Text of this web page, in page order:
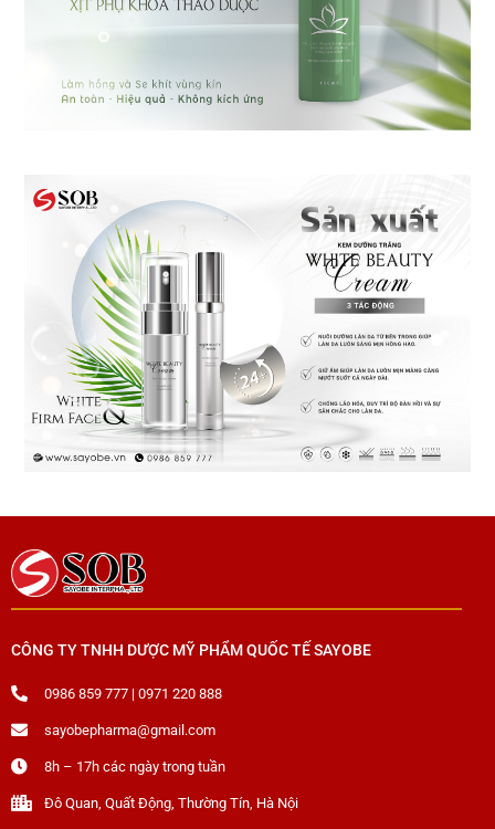
CÔNG TY TNHH DƯỢC MỸ PHẨM QUỐC TẾ SAYOBE
0986 859 777 | 0971 220 888
sayobepharma@gmail.com
8h – 17h các ngày trong tuần
Đô Quan, Quất Động, Thường Tín, Hà Nội